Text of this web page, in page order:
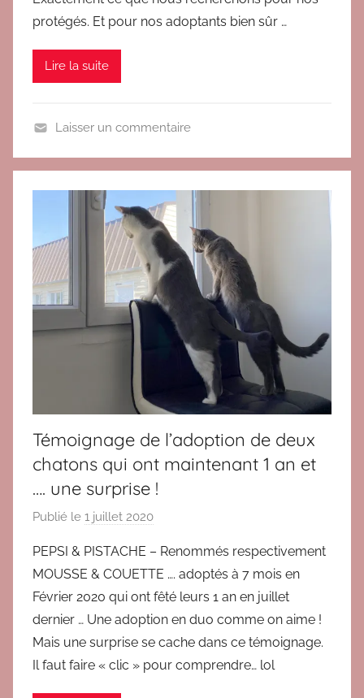
d
o
n
protégés. Et pour nos adoptants bien sûr …
Lire la suite
d
o
i
o
n
2
B
l
T
é
m
o
i
Laisser un commentaire
Témoignage de l’adoption de deux
chatons qui ont maintenant 1 an et
…. une surprise !
Publié le 1 juillet 2020
B
r
i
g
i
PEPSI & PISTACHE – Renommés respectivement
MOUSSE & COUETTE …. adoptés à 7 mois en
Février 2020 qui ont fêté leurs 1 an en juillet
dernier … Une adoption en duo comme on aime !
Mais une surprise se cache dans ce témoignage.
Il faut faire « clic » pour comprendre… lol